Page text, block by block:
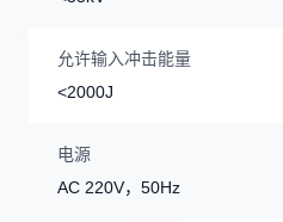
允许输入冲击能量
<2000J
电源
AC 220V，50Hz